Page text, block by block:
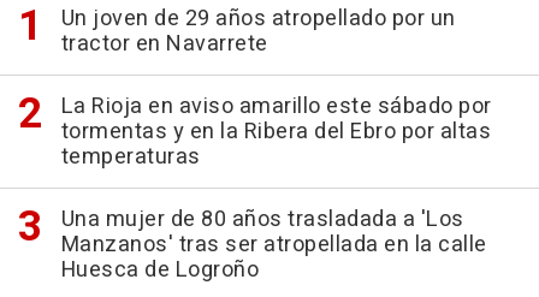
Un joven de 29 años atropellado por un
tractor en Navarrete
La Rioja en aviso amarillo este sábado por
tormentas y en la Ribera del Ebro por altas
temperaturas
Una mujer de 80 años trasladada a 'Los
Manzanos' tras ser atropellada en la calle
Huesca de Logroño